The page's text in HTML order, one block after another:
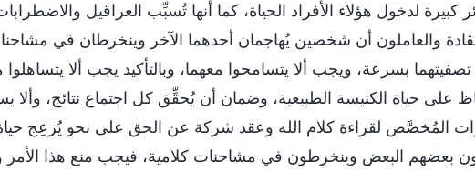
كبيرة لدخول هؤلاء الأفراد الحياة، كما أنها تُسبِّب العراقيل
والعاملون أن شخصين يُهاجمان أحدهما الآخر وينخرطان في
تصفيتهما بسرعة، ويجب ألا يتسامحوا معهما، وبالتأكيد يجب ألا
على حياة الكنيسة الطبيعية، وضمان أن يُحقِّق كل اجتماع نتائج، وألا
المُخصَّص لقراءة كلام الله وعقد شركة عن الحق على نحو يُزعِج حياة
بعضهم البعض وينخرطون في مشاحنات كلامية، فيجب منع هذا الأمر